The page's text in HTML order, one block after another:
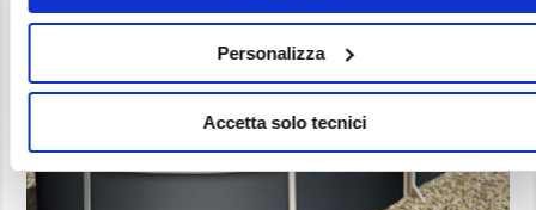
Personalizza
Accetta solo tecnici